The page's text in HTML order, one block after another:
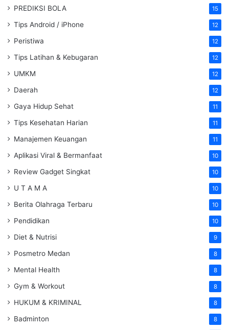
PREDIKSI BOLA 15
Tips Android / iPhone 12
Peristiwa 12
Tips Latihan & Kebugaran 12
UMKM 12
Daerah 12
Gaya Hidup Sehat 11
Tips Kesehatan Harian 11
Manajemen Keuangan 11
Aplikasi Viral & Bermanfaat 10
Review Gadget Singkat 10
U T A M A 10
Berita Olahraga Terbaru 10
Pendidikan 10
Diet & Nutrisi 9
Posmetro Medan 8
Mental Health 8
Gym & Workout 8
HUKUM & KRIMINAL 8
Badminton 8